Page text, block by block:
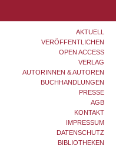
AKTUELL
VERÖFFENTLICHEN
OPEN ACCESS
VERLAG
AUTORINNEN & AUTOREN
BUCHHANDLUNGEN
PRESSE
AGB
KONTAKT
IMPRESSUM
DATENSCHUTZ
BIBLIOTHEKEN